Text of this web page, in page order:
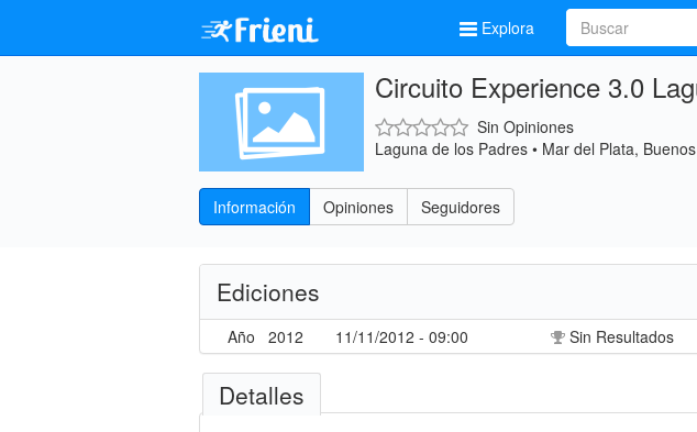
Explora
Circuito Experience 3.0
Sin Opiniones
Laguna de los Padres • Mar del Plata,
Información Opiniones Seguidores
Ediciones
Año 2012 11/11/2012 - 09:00 Sin Resultados
Detalles